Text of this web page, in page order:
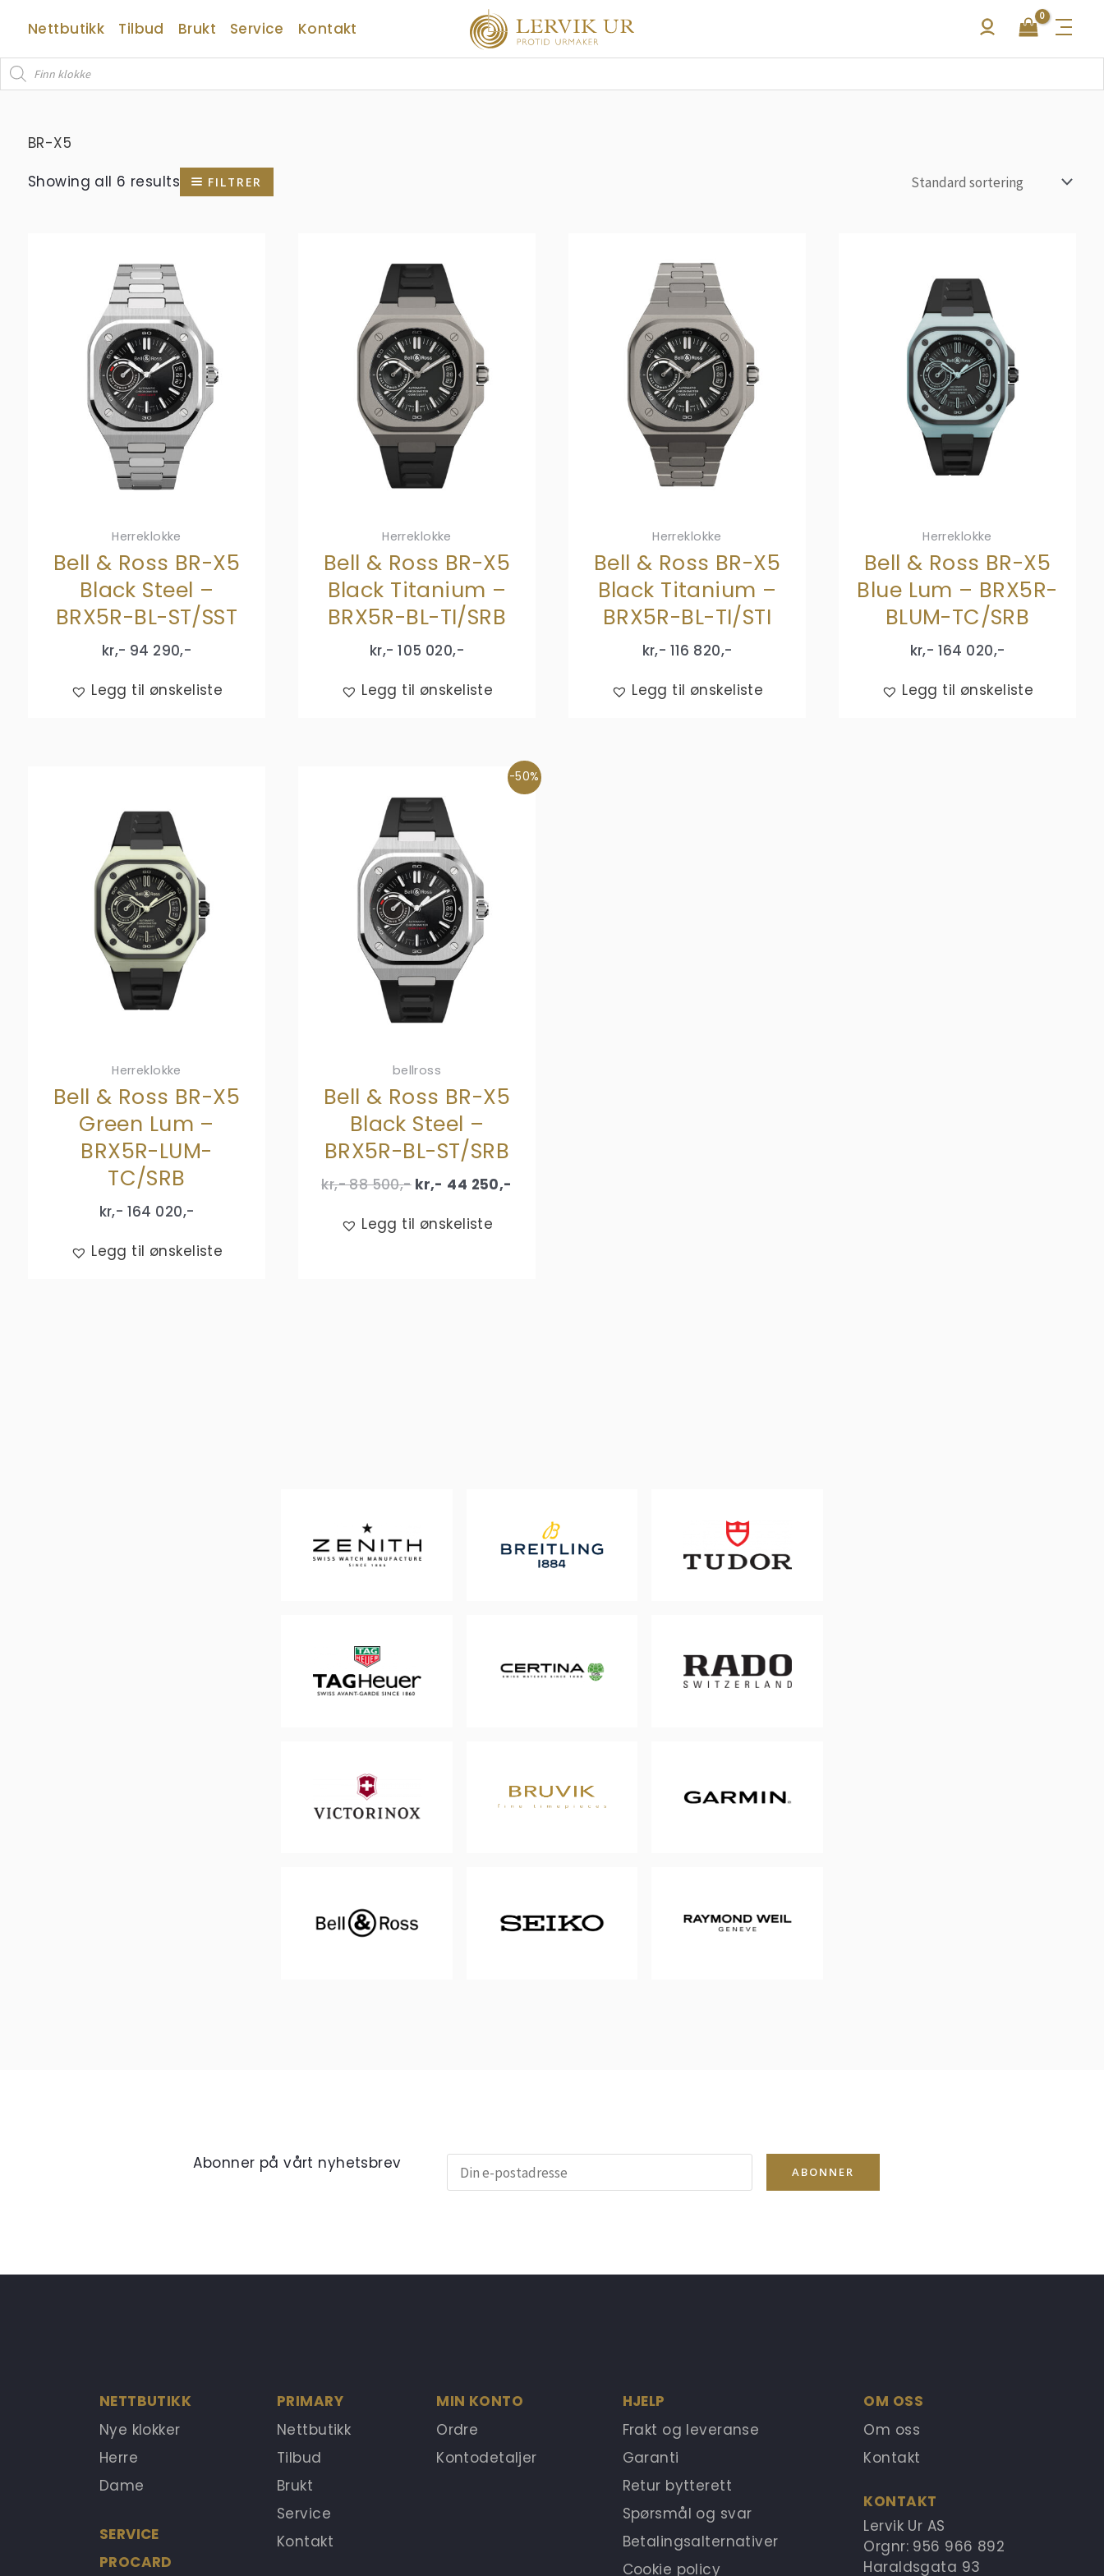
innholdet
Nettbutikk Tilbud Brukt Service
Kontakt
Products
search
BR-X5
Showing all 6 results
FILTRER
Herreklokke
Bell & Ross BR-X5
Black Steel –
BRX5R-BL-ST/SST
kr,- 94 290,-
Legg til ønskeliste
Herreklokke
Bell & Ross BR-X5
Black Titanium –
BRX5R-BL-TI/SRB
kr,- 105 020,-
Legg til ønskeliste
Herreklokke
Bell & Ross BR-X5
Black Titanium –
BRX5R-BL-TI/STI
kr,- 116 820,-
Legg til ønskeliste
Herreklokke
Bell & Ross BR-X5
Blue Lum – BRX5R-
BLUM-TC/SRB
kr,- 164 020,-
Legg til ønskeliste
Herreklokke
Bell & Ross BR-X5
Green Lum –
BRX5R-LUM-
TC/SRB
kr,- 164 020,-
Legg til ønskeliste
-50%
bellross
Bell & Ross BR-X5
Black Steel –
BRX5R-BL-ST/SRB
kr,-88 500,- Original
was:
kr,- 44 250,-
Legg til ønskeliste
Abonner på vårt nyhetsbrev ABONNER
NETTBUTIKK
Nye klokker
Herre
Dame
SERVICE
PROCARD
PRIMARY
Nettbutikk
Tilbud
Brukt
Service
Kontakt
MIN KONTO
Ordre
Kontodetaljer
HJELP
Frakt og leveranse
Garanti
Retur bytterett
Spørsmål og svar
Betalingsalternativer
Cookie policy
OM OSS
Om oss
Kontakt
KONTAKT
Lervik Ur AS
Orgnr: 956 966 892
Haraldsgata 93